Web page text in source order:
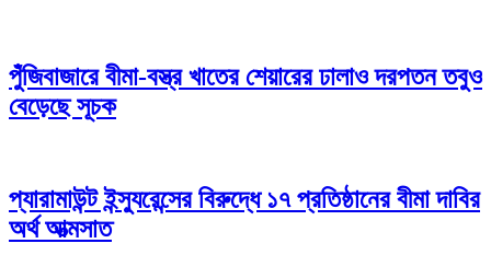
পুঁজিবাজারে বীমা-বস্ত্র খাতের শেয়ারের ঢালাও দরপতন তবুও
বেড়েছে সূচক
প্যারামাউন্ট ইন্স্যুরেন্সের বিরুদ্ধে ১৭ প্রতিষ্ঠানের বীমা দাবির
অর্থ আত্মসাত